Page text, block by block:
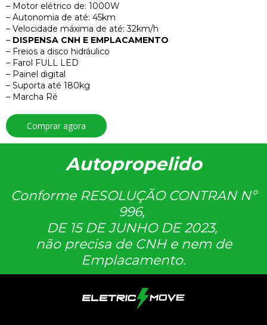
– Motor elétrico de: 1000W
– Autonomia de até: 45km
– Velocidade máxima de até: 32km/h
– DISPENSA CNH E EMPLACAMENTO
– Freios a disco hidráulico
– Farol FULL LED
– Painel digital
– Suporta até 180kg
– Marcha Ré
Comprar agora
Autopropelido
Conforme RESOLUÇÃO CONTRAN Nº
996,
DE 15 DE JUNHO DE 2023,
não precisa de CNH e nem de
Emplacamento.